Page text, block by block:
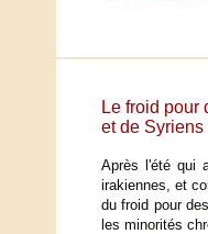
Le froid pour
et de
Après l'été qui
irakiennes, et
du froid pour
les minorités